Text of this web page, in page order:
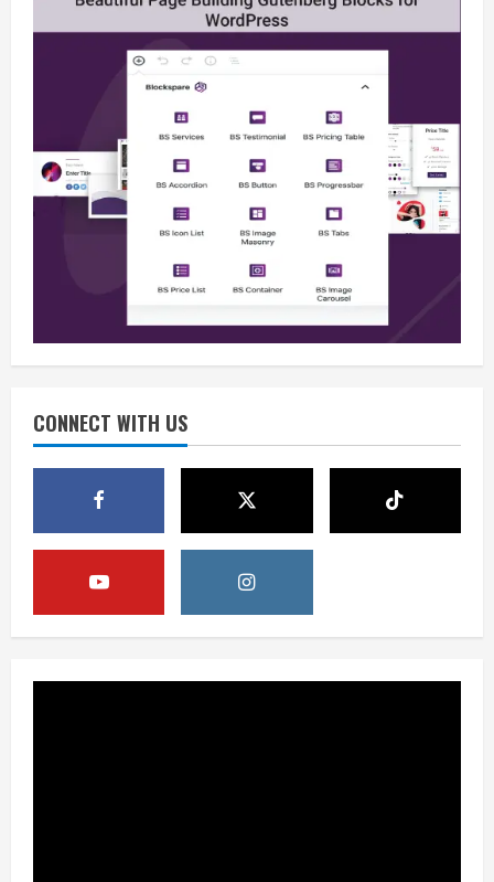
CONNECT WITH US
Berita
BMP Kecam Aksi KNPB, Serukan
Persatuan Demi Papua yang Kondusif
August 6, 2026
3
Perang Algoritma AI Makin Kompleks,
Digital
Pemerintah Perkuat Ekosistem Media
Digital Nasional Hadapi Perang
Algoritma AI
August 6, 2026
Opini
Etika, Verifikasi, dan Media Tepercaya